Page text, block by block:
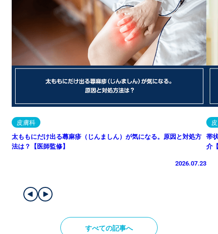
皮膚科
太ももにだけ出る蕁麻疹（じんましん）が気になる。原因と対処方
法は？【医師監修】
2026.07.23
帯
介
すべての記事へ